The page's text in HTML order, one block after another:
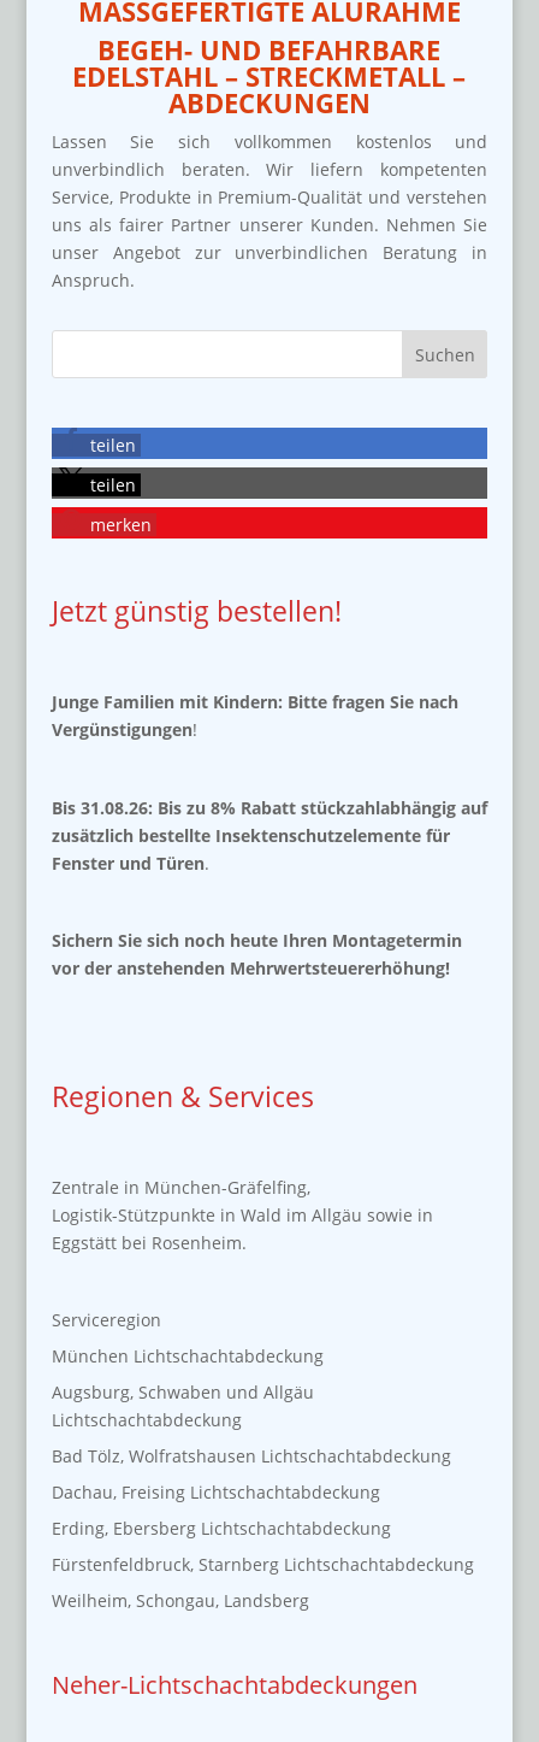
MASSGEFERTIGTE ALURAHME
BEGEH- UND BEFAHRBARE
EDELSTAHL – STRECKMETALL –
ABDECKUNGEN
Lassen Sie sich vollkommen kostenlos und
unverbindlich beraten. Wir liefern kompetenten
Service, Produkte in Premium-Qualität und verstehen
uns als fairer Partner unserer Kunden. Nehmen Sie
unser Angebot zur unverbindlichen Beratung in
Anspruch.
teilen
teilen
merken
Jetzt günstig bestellen!
Junge Familien mit Kindern: Bitte fragen Sie nach
Vergünstigungen!
Bis 31.08.26: Bis zu 8% Rabatt stückzahlabhängig auf
zusätzlich bestellte Insektenschutzelemente für
Fenster und Türen.
Sichern Sie sich noch heute Ihren Montagetermin
vor der anstehenden Mehrwertsteuererhöhung!
Regionen & Services
Zentrale in München-Gräfelfing,
Logistik-Stützpunkte in Wald im Allgäu sowie in
Eggstätt bei Rosenheim.
Serviceregion
München Lichtschachtabdeckung
Augsburg, Schwaben und Allgäu
Lichtschachtabdeckung
Bad Tölz, Wolfratshausen Lichtschachtabdeckung
Dachau, Freising Lichtschachtabdeckung
Erding, Ebersberg Lichtschachtabdeckung
Fürstenfeldbruck, Starnberg Lichtschachtabdeckung
Weilheim, Schongau, Landsberg
Neher-Lichtschachtabdeckungen